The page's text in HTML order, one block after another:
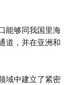
能够同我国里海
道，并在亚洲和
域中建立了紧密